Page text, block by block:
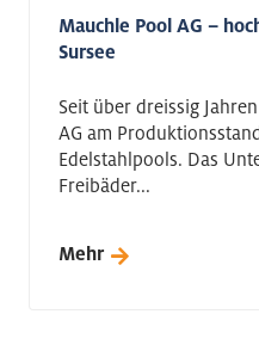
Mauchle Pool AG –
Sursee
Seit über dreissig
AG am
Edelstahlpools. Das
Freibäder...
Mehr